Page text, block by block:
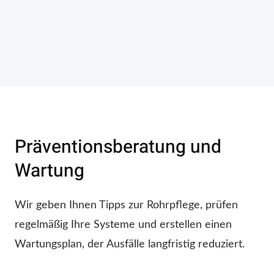
Präventionsberatung und
Wartung
Wir geben Ihnen Tipps zur Rohrpflege, prüfen
regelmäßig Ihre Systeme und erstellen einen
Wartungsplan, der Ausfälle langfristig reduziert.